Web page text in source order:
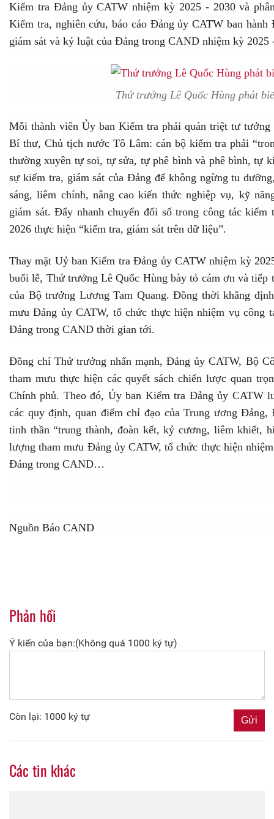
Kiểm tra Đảng ủy CATW nhiệm kỳ 2025 - 2030 và
Kiểm tra, nghiên cứu, báo cáo Đảng ủy CATW ban
giám sát và kỷ luật của Đảng trong CAND nhiệm kỳ 2025
Thứ trưởng Lê Quốc Hùng phát
Mỗi thành viên Ủy ban Kiểm tra phải quán triệt tư
Bí thư, Chủ tịch nước Tô Lâm: cán bộ kiểm tra phải
thường xuyên tự soi, tự sửa, tự phê bình và phê bình, tự
sự kiểm tra, giám sát của Đảng để không ngừng tu
sáng, liêm chính, nâng cao kiến thức nghiệp vụ, kỹ
giám sát. Đẩy nhanh chuyển đổi số trong công tác kiểm
2026 thực hiện “kiểm tra, giám sát trên dữ liệu”.
Thay mặt Uỷ ban Kiểm tra Đảng ủy CATW nhiệm kỳ
buổi lễ, Thứ trưởng Lê Quốc Hùng bày tỏ cám ơn và
của Bộ trưởng Lương Tam Quang. Đồng thời khẳng
mưu Đảng ủy CATW, tổ chức thực hiện nhiệm vụ công
Đảng trong CAND thời gian tới.
Đồng chí Thứ trưởng nhấn mạnh, Đảng ủy CATW, Bộ
tham mưu thực hiện các quyết sách chiến lược quan
Chính phủ. Theo đó, Ủy ban Kiểm tra Đảng ủy CATW
các quy định, quan điểm chỉ đạo của Trung ương
tinh thần “trung thành, đoàn kết, kỷ cương, liêm khiết,
lượng tham mưu Đảng ủy CATW, tổ chức thực hiện
Đảng trong CAND…
Nguồn Báo CAND
Phản hồi
Ý kiến của bạn:(Không quá 1000 ký tự)
Còn lại: 1000 ký tự
Các tin khác